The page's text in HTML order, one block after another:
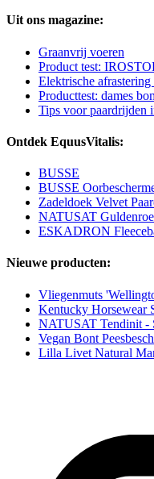
Uit ons magazine:
Graanvrij voeren
Product test:
Elektrische
Producttest: dames
Tips voor paardrijden
Ontdek EquusVitalis:
BUSSE
BUSSE
Zadeldoek Velvet
NATUSAT
ESKADRON
Nieuwe producten:
Vliegenmuts
Kentucky Horsewear
NATUSAT Tendinit -
Vegan Bont
Lilla Livet Natural